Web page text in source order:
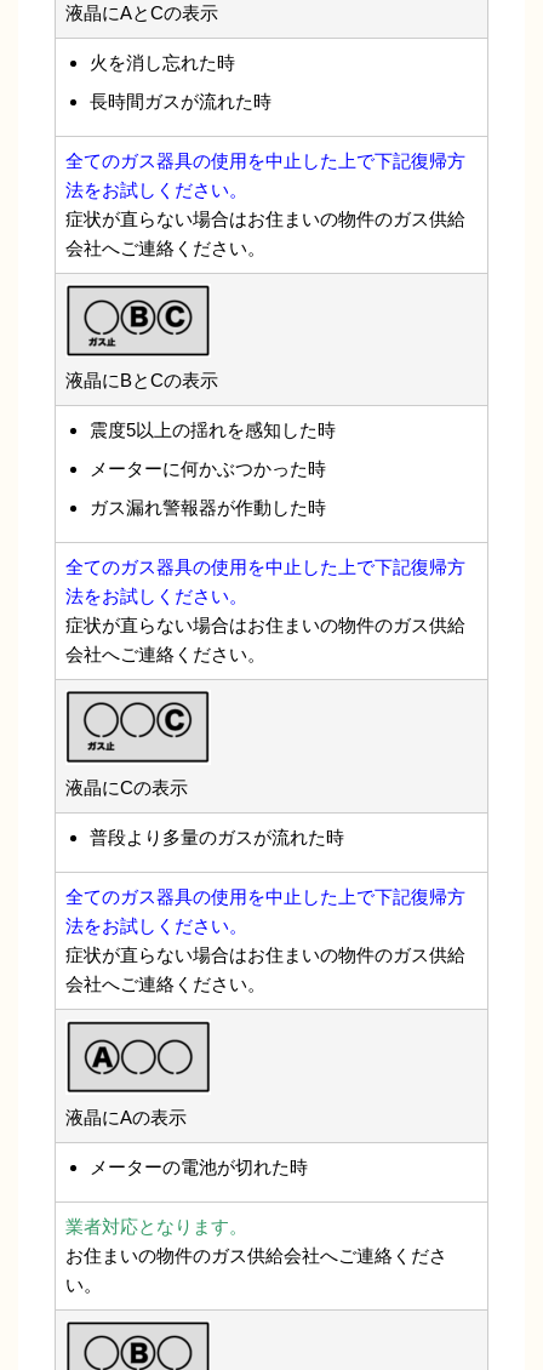
液晶にAとCの表示
火を消し忘れた時
長時間ガスが流れた時
全てのガス器具の使用を中止した上で下記復帰方
法をお試しください。
症状が直らない場合はお住まいの物件のガス供給
会社へご連絡ください。
液晶にBとCの表示
震度5以上の揺れを感知した時
メーターに何かぶつかった時
ガス漏れ警報器が作動した時
全てのガス器具の使用を中止した上で下記復帰方
法をお試しください。
症状が直らない場合はお住まいの物件のガス供給
会社へご連絡ください。
液晶にCの表示
普段より多量のガスが流れた時
全てのガス器具の使用を中止した上で下記復帰方
法をお試しください。
症状が直らない場合はお住まいの物件のガス供給
会社へご連絡ください。
液晶にAの表示
メーターの電池が切れた時
業者対応となります。
お住まいの物件のガス供給会社へご連絡くださ
い。